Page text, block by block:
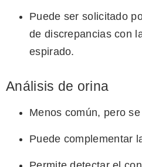
Puede ser solicitado
de discrepancias con
espirado.
Análisis de orina
Menos común, pero
Puede complementar